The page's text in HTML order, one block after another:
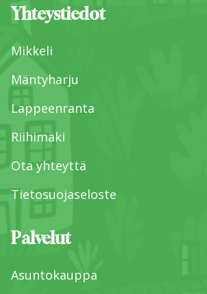
Yhteystiedot
Mikkeli
Mäntyharju
Lappeenranta
Riihimäki
Ota yhteyttä
Tietosuojaseloste
Palvelut
Asuntokauppa